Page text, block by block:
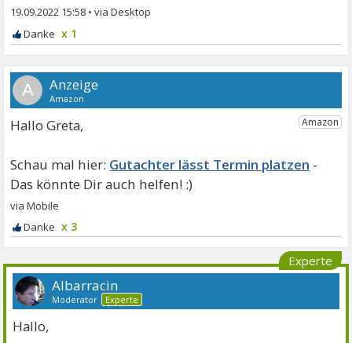
19.09.2022 15:58 •
x 1
A
Hallo Greta,
Gutachter lässt Termin platzen
x 3
Experte
Albarracin
Moderator Experte
Hallo,